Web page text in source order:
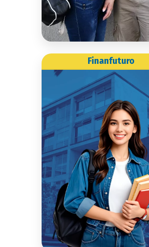
Conoce más
Finanfuturo
Finanfuturo
Gracias a nuestra alianza
con Finanfuturo, puedes
acceder a financiación
tu pregrado o posgrado
plazos flexibles entre 7 y
meses. Con más de 39
de experiencia, esta
te ayudará a alcanzar
metas educativas.
Simula tu crédito